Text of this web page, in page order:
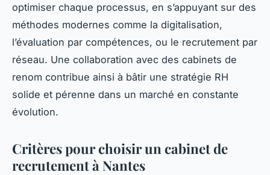
optimiser chaque processus, en s’appuyant sur des
méthodes modernes comme la digitalisation,
l’évaluation par compétences, ou le recrutement par
réseau. Une collaboration avec des cabinets de
renom contribue ainsi à bâtir une stratégie RH
solide et pérenne dans un marché en constante
évolution.
Critères pour choisir un cabinet de
recrutement à Nantes